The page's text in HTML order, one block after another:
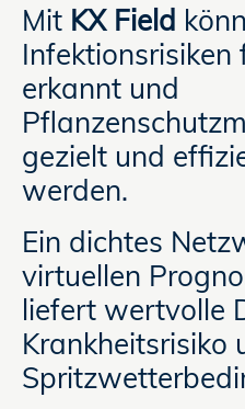
Mit KX Field
Infektionsrisiken
erkannt und
gezielt und
werden.
Ein dichtes
virtuellen
liefert wertvolle
Krankheitsrisiko